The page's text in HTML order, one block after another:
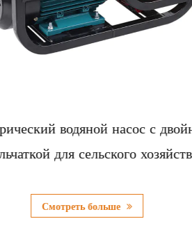
Малошумный
ручным